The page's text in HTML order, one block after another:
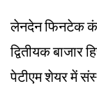
लेनदेन फिनटेक
द्वितीयक बाजार
पेटीएम शेयर में